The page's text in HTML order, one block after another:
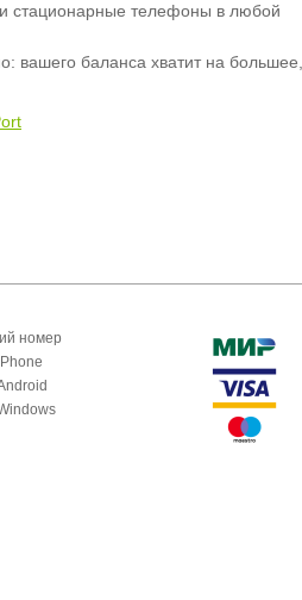
стационарные телефоны в любой
вашего баланса хватит на большее,
номер